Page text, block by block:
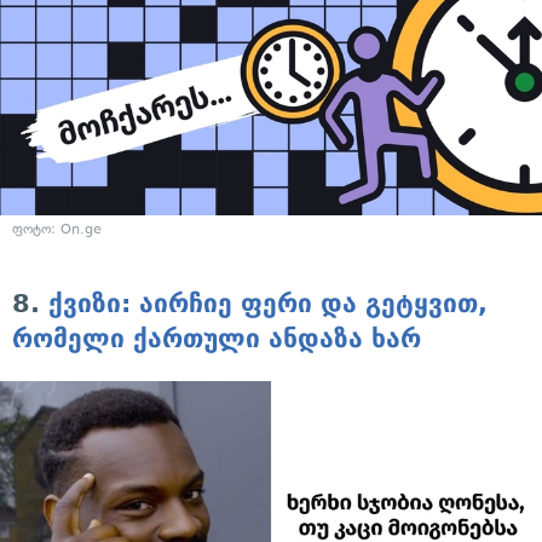
ფოტო: On.ge
8. ქვიზი: აირჩიე ფერი და გეტყვით,
რომელი ქართული ანდაზა ხარ